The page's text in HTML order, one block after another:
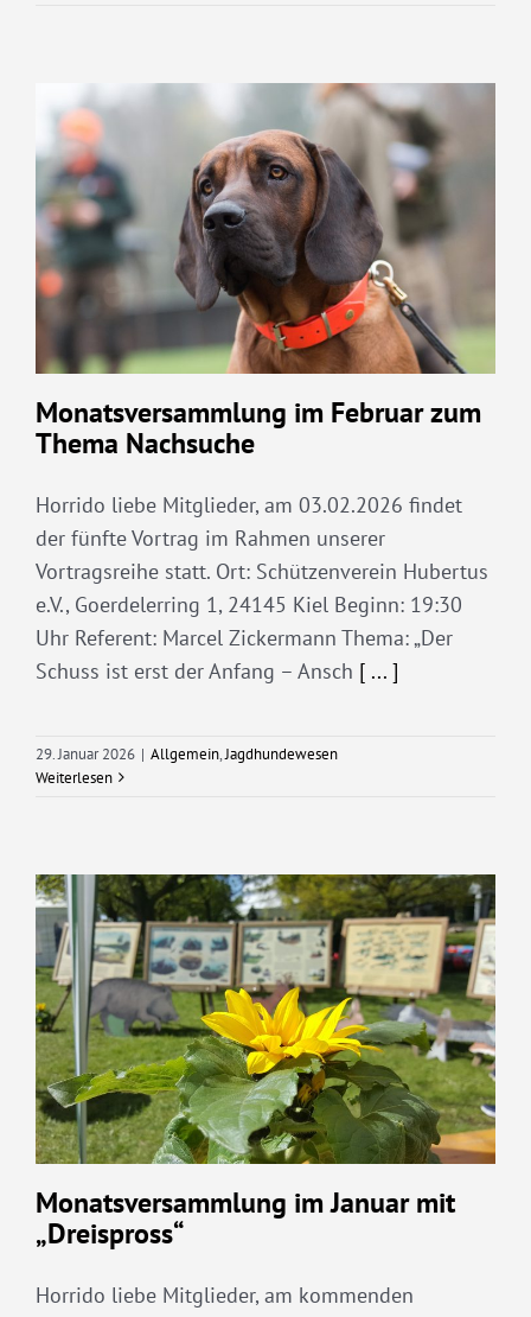
Monatsversammlung im Februar zum
Thema Nachsuche
Horrido liebe Mitglieder, am 03.02.2026 findet
der fünfte Vortrag im Rahmen unserer
Vortragsreihe statt. Ort: Schützenverein Hubertus
e.V., Goerdelerring 1, 24145 Kiel Beginn: 19:30
Uhr Referent: Marcel Zickermann Thema: „Der
Schuss ist erst der Anfang – Ansch [ ... ]
29. Januar 2026 | Allgemein,Jagdhundewesen
Weiterlesen
Monatsversammlung im Januar mit
„Dreispross“
Horrido liebe Mitglieder, am kommenden